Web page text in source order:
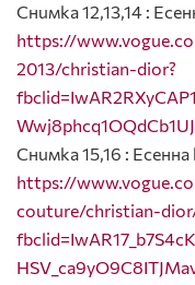
Снимка 12,13,14 :
https://
2013/christian-dior?
Снимка 15,16 :
https://
couture/christian-